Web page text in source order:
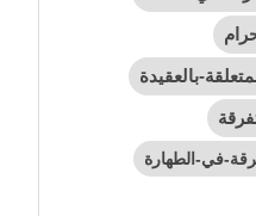
بالعقيدة
في-الطهارة